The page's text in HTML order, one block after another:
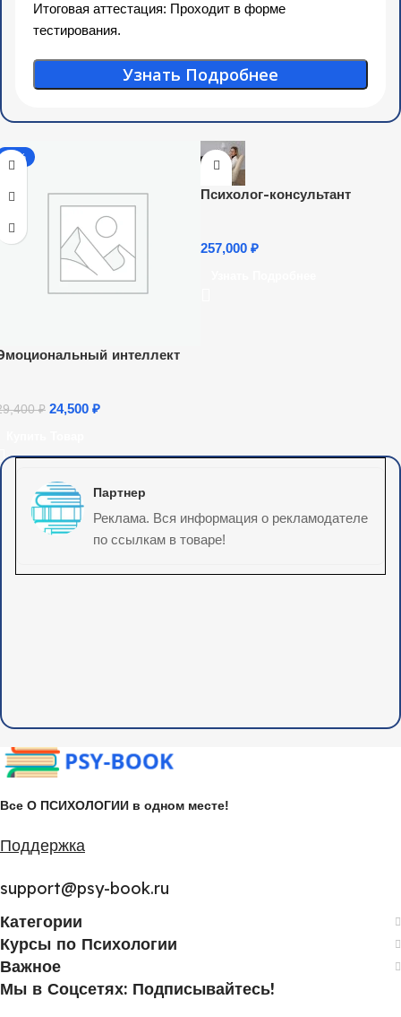
Итоговая аттестация: Проходит в форме
тестирования.
Узнать Подробнее
-17%
интеллект
₽ 24,500 ₽
Психолог-консультант
257,000 ₽
Партнер
Реклама. Вся информация о рекламодателе
по ссылкам в товаре!
Все О ПСИХОЛОГИИ в одном месте!
Поддержка
support@psy-book.ru
Категории
Курсы по Психологии
Важное
Мы в Соцсетях: Подписывайтесь!